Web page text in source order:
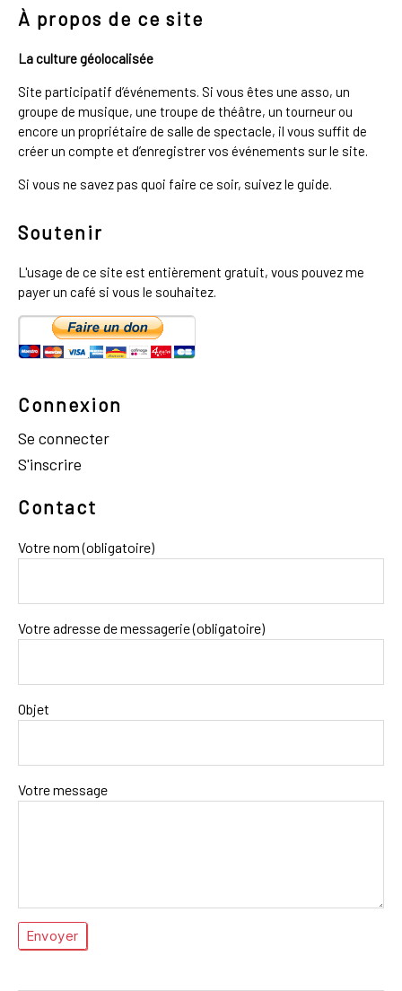
À propos de ce site
La culture géolocalisée
Site participatif d’événements. Si vous êtes une asso, un
groupe de musique, une troupe de théâtre, un tourneur ou
encore un propriétaire de salle de spectacle, il vous suffit de
créer un compte et d’enregistrer vos événements sur le site.
Si vous ne savez pas quoi faire ce soir, suivez le guide.
Soutenir
L'usage de ce site est entièrement gratuit, vous pouvez me
payer un café si vous le souhaitez.
Connexion
Se connecter
S'inscrire
Contact
Votre nom (obligatoire)
Votre adresse de messagerie (obligatoire)
Objet
Votre message